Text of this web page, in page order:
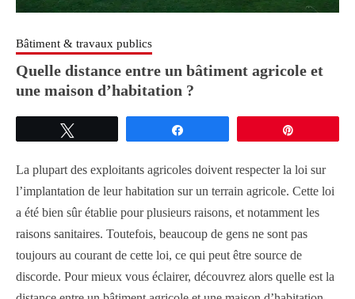
Bâtiment & travaux publics
Quelle distance entre un bâtiment agricole et
une maison d’habitation ?
La plupart des exploitants agricoles doivent respecter la loi sur
l’implantation de leur habitation sur un terrain agricole. Cette loi
a été bien sûr établie pour plusieurs raisons, et notamment les
raisons sanitaires. Toutefois, beaucoup de gens ne sont pas
toujours au courant de cette loi, ce qui peut être source de
discorde. Pour mieux vous éclairer, découvrez alors quelle est la